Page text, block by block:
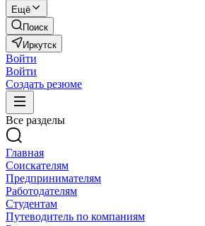
Ещё
Поиск
Иркутск
Войти
Войти
Создать резюме
Все разделы
Главная
Соискателям
Предпринимателям
Работодателям
Студентам
Путеводитель по компаниям